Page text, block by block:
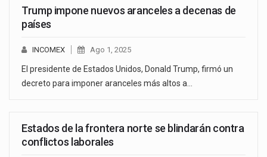
Trump impone nuevos aranceles a decenas de
países
INCOMEX Ago 1, 2025
El presidente de Estados Unidos, Donald Trump, firmó un
decreto para imponer aranceles más altos a…
Estados de la frontera norte se blindarán contra
conflictos laborales